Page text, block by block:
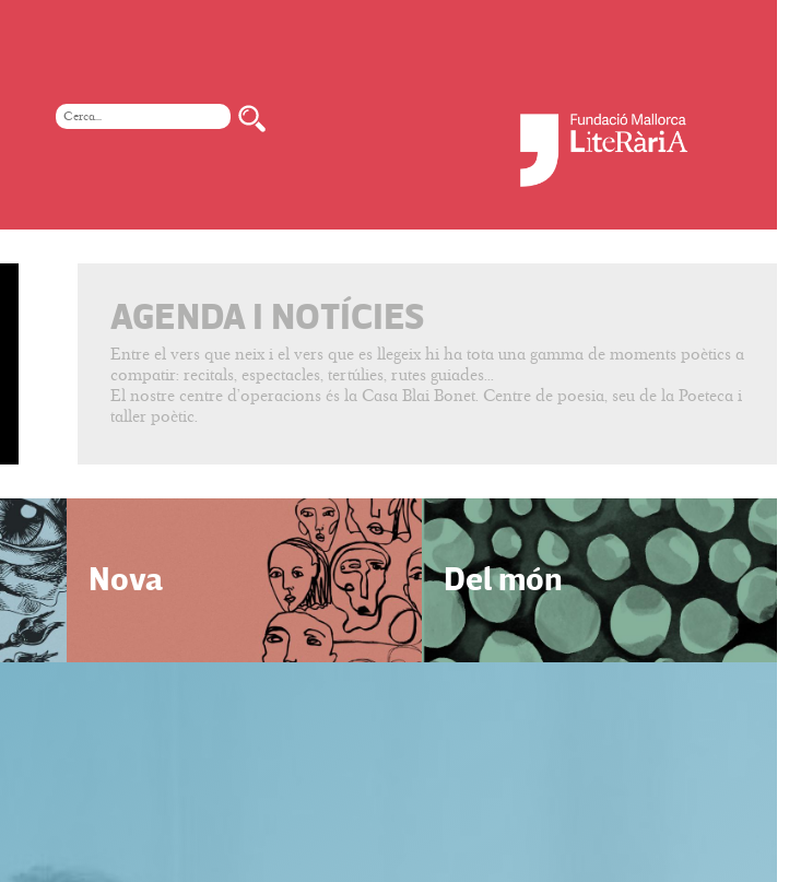
AGENDA I NOTÍCIES
Entre el vers que neix i el vers que es llegeix hi ha tota una gamma de moments poètics a
compatir: recitals, espectacles, tertúlies, rutes guiades...
El nostre centre d’operacions és la Casa Blai Bonet. Centre de poesia, seu de la Poeteca i
taller poètic.
Nova Del món